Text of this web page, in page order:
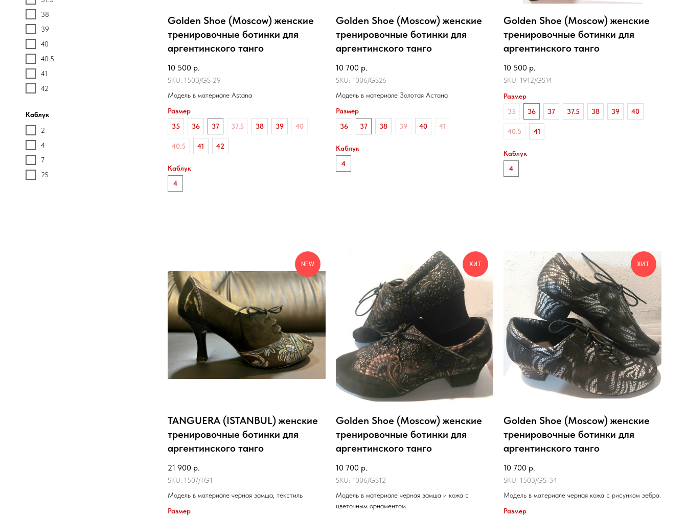
38
39
40
40.5
41
42
Каблук
2
4
7
25
Golden Shoe (Moscow) женские
тренировочные ботинки для
аргентинского танго
10 500 р.
SKU: 1503/GS-29
Модель в материале Astana
Размер
35
36 37 37.5 38 39 40
40.5 41 42
Каблук
4
Golden Shoe (Moscow) женские
тренировочные ботинки для
аргентинского танго
10 700 р.
SKU: 1006/GS26
Модель в материале Золотая Астана
Размер
36
37 38 39 40 41
Каблук
4
Golden Shoe (Moscow) женские
тренировочные ботинки для
аргентинского танго
10 500 р.
SKU: 1912/GS14
Размер
35
36 37 37.5 38 39 40
40.5 41
Каблук
4
NEW
TANGUERA (ISTANBUL) женские
тренировочные ботинки для
аргентинского танго
21 900 р.
SKU: 1507/TG1
Модель в материале черная замша, текстиль
Размер
ХИТ
Golden Shoe (Moscow) женские
тренировочные ботинки для
аргентинского танго
10 700 р.
SKU: 1006/GS12
Модель в материале черная замша и кожа с
цветочным орнаментом.
ХИТ
Golden Shoe (Moscow) женские
тренировочные ботинки для
аргентинского танго
10 700 р.
SKU: 1503/GS-34
Модель в материале черная кожа с рисунком зебра.
Размер